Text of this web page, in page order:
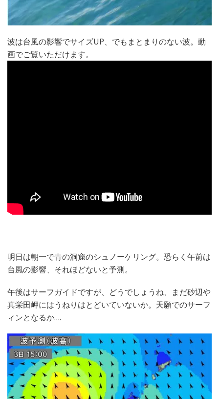
波は台風の影響でサイズUP、でもまとまりのない波。動
画でご覧いただけます。
明日は朝一で青の洞窟のシュノーケリング。恐らく午前は
台風の影響、それほどないと予測。
午後はサーフガイドですが、どうでしょうね、まだ砂辺や
真栄田岬にはうねりはとどいていないか。天願でのサーフ
ィンとなるか….